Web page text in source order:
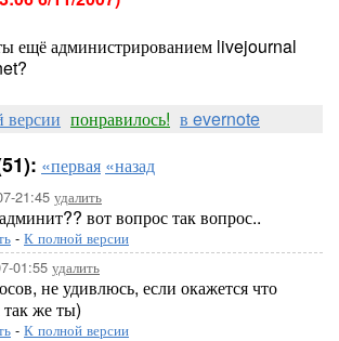
ещё администрированием livejournal
версии понравилось! в evernote
«первая «назад
21:45 удалить
вот вопрос так вопрос..
- К полной версии
01:55 удалить
не удивлюсь, если окажется что
же ты)
- К полной версии